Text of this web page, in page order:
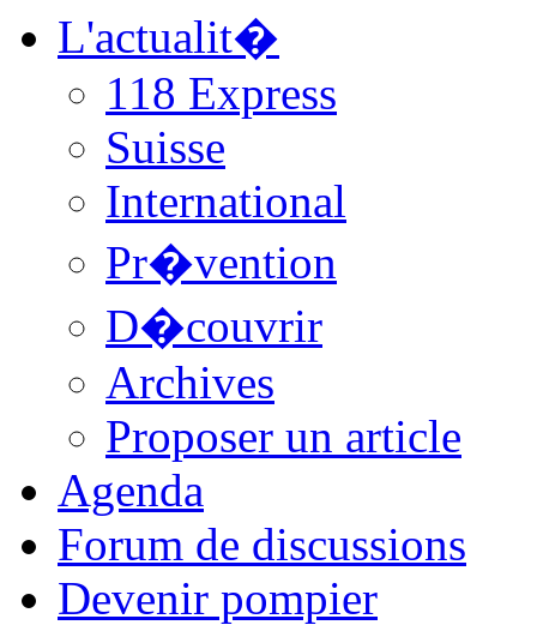
L'actualit�
118 Express
Suisse
International
Pr�vention
D�couvrir
Archives
Proposer un article
Agenda
Forum de discussions
Devenir pompier